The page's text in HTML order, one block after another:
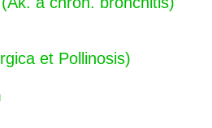
et Pollinosis)